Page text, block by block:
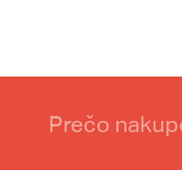
Prečo